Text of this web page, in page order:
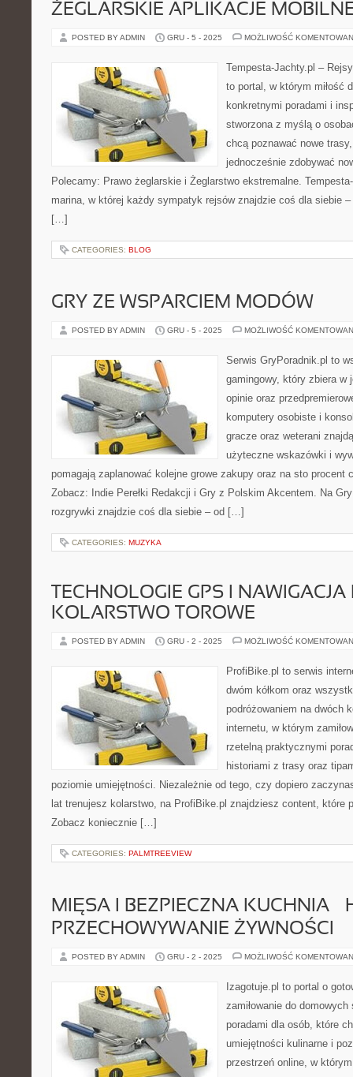
ŻEGLARSKIE APLIKACJE
POSTED BY ADMIN GRU - 5 - 2025 MOŻLIWOŚĆ
Tempesta-Jachty.pl –
to portal, w którym miłość
konkretnymi poradami i
stworzona z myślą o
chcą poznawać nowe
jednocześnie zdobywać
Polecamy: Prawo żeglarskie i Żeglarstwo ekstremalne.
marina, w której każdy sympatyk rejsów znajdzie coś dla siebie
[…]
CATEGORIES: BLOG
GRY ZE WSPARCIEM MODÓW
POSTED BY ADMIN GRU - 5 - 2025 MOŻLIWOŚĆ
Serwis GryPoradnik.pl to
gamingowy, który zbiera w
opinie oraz
komputery osobiste i
gracze oraz weterani
użyteczne wskazówki i
pomagają zaplanować kolejne growe zakupy oraz na sto procent
Zobacz: Indie Perełki Redakcji i Gry z Polskim Akcentem. Na
rozgrywki znajdzie coś dla siebie – od […]
CATEGORIES: MUZYKA
TECHNOLOGIE GPS I
KOLARSTWO TOROWE
POSTED BY ADMIN GRU - 2 - 2025 MOŻLIWOŚĆ
ProfiBike.pl to serwis
dwóm kółkom oraz
podróżowaniem na dwóch
internetu, w którym
rzetelną praktycznymi
historiami z trasy oraz
poziomie umiejętności. Niezależnie od tego, czy dopiero
lat trenujesz kolarstwo, na ProfiBike.pl znajdziesz content, które
Zobacz koniecznie […]
CATEGORIES: PALMTREEVIEW
MIĘSA I BEZPIECZNA KUCHNIA –
PRZECHOWYWANIE ŻYWNOŚCI
POSTED BY ADMIN GRU - 2 - 2025 MOŻLIWOŚĆ
Izagotuje.pl to portal o
zamiłowanie do
poradami dla osób, które
umiejętności kulinarne i
przestrzeń online, w